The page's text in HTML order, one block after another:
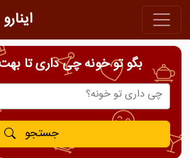
بگو تو خونه چی داری تا
جستجو